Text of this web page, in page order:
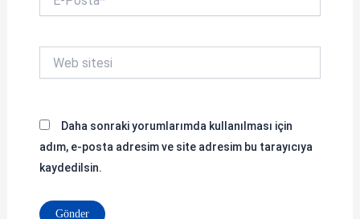
Posta*
sitesi
Daha sonraki yorumlarımda kullanılması için
adım, e-posta adresim ve site adresim bu tarayıcıya
kaydedilsin.